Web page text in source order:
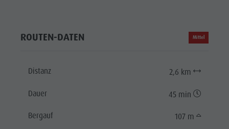
ROUTEN-DATEN Mittel
Distanz 2,6 km
Dauer 45 min
Bergauf 107 m